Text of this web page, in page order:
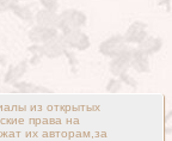
из открытых
права на
их авторам,за